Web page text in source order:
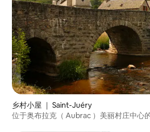
乡村小屋 ｜ Saint-Juéry
位于奥布拉克（ Aubrac ）美丽村庄中心